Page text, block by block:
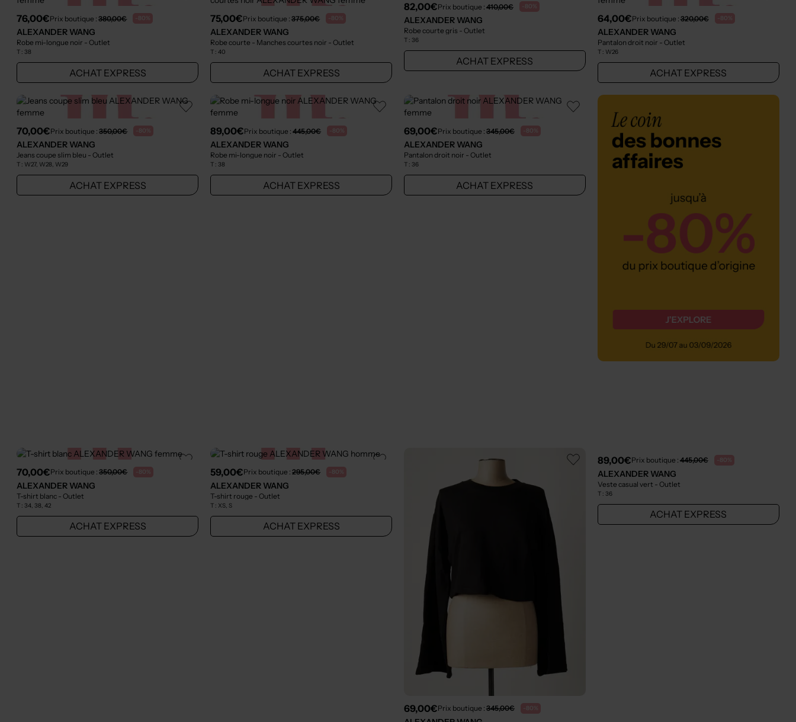
76,00€Prix boutique :380,00€ -80%
ALEXANDER WANG
Robe mi-longue noir - Outlet
T :38
ACHAT EXPRESS
75,00€Prix boutique :375,00€ -80%
ALEXANDER WANG
Robe courte - Manches courtes noir - Outlet
T :40
ACHAT EXPRESS
82,00€Prix boutique : 410,00€ -80%
ALEXANDER WANG
Robe courte gris - Outlet
T : 36
ACHAT EXPRESS
64,00€Prix boutique : 320,00€ -80%
ALEXANDER WANG
Pantalon droit noir - Outlet
T : W26
ACHAT EXPRESS
70,00€Prix boutique :350,00€ -80%
ALEXANDER WANG
Jeans coupe slim bleu - Outlet
T : W27, W28, W29
ACHAT EXPRESS
89,00€Prix boutique :445,00€ -80%
ALEXANDER WANG
Robe mi-longue noir - Outlet
T :38
ACHAT EXPRESS
69,00€Prix boutique : 345,00€ -80%
ALEXANDER WANG
Pantalon droit noir - Outlet
T : 36
ACHAT EXPRESS
70,00€Prix boutique :350,00€ -80%
ALEXANDER WANG
T-shirt blanc - Outlet
T :34, 38, 42
ACHAT EXPRESS
59,00€Prix boutique :295,00€ -80%
ALEXANDER WANG
T-shirt rouge - Outlet
T : XS, S
ACHAT EXPRESS
69,00€Prix boutique : 345,00€ -80%
89,00€Prix boutique :445,00€
ALEXANDER WANG
Veste casual vert- Outlet